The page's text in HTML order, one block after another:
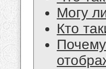
Могу
Кто